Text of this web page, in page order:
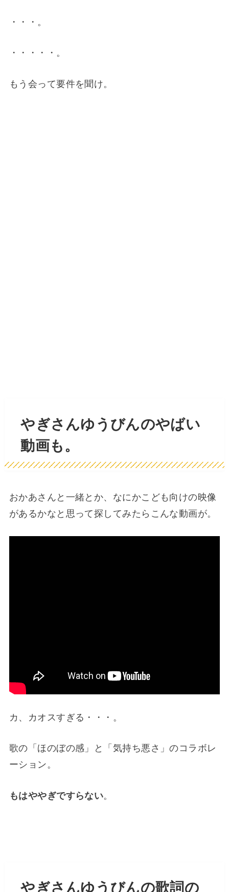
・・・。
・・・・・。
もう会って要件を聞け。
やぎさんゆうびんのやばい
動画も。
おかあさんと一緒とか、なにかこども向けの映像
があるかなと思って探してみたらこんな動画が。
カ、カオスすぎる・・・。
歌の「ほのぼの感」と「気持ち悪さ」のコラボレ
ーション。
もはややぎですらない。
やぎさんゆうびんの歌詞の